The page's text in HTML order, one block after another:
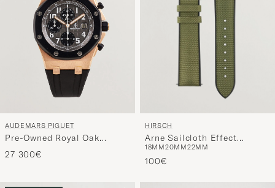
AUDEMARS PIGUET
Pre-Owned Royal Oak
Offshore 18K
27 300€
HIRSCH
Arne Sailcloth Effect
Performance Watch Strap
Olive
18MM20MM22MM
100€